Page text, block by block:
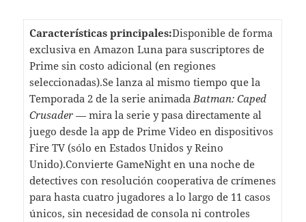
Características principales:Disponible de forma
exclusiva en Amazon Luna para suscriptores de
Prime sin costo adicional (en regiones
seleccionadas).Se lanza al mismo tiempo que la
Temporada 2 de la serie animada Batman: Caped
Crusader— mira la serie y pasa directamente al
juego desde la app de Prime Video en dispositivos
Fire TV (sólo en Estados Unidos y Reino
Unido).Convierte GameNight en una noche de
detectives con resolución cooperativa de crímenes
para hasta cuatro jugadores a lo largo de 11 casos
únicos, sin necesidad de consola ni controles